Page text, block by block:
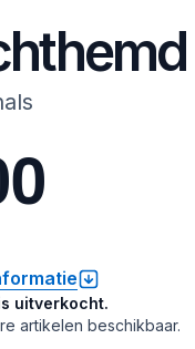
0
uitverkocht.
artikelen beschikbaar.